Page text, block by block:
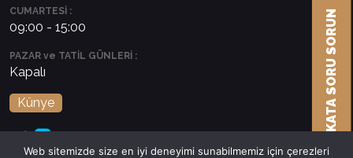
CUMARTESİ :
09:00 - 15:00
PAZAR ve TATİL GÜNLERİ :
Kapalı
Künye
Web sitemizde size en iyi deneyimi sunabilmemiz için çerezleriAVUKATA SORU SORUN